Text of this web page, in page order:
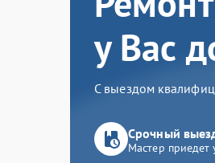
у Вас
С выездом
Срочный
Мастер приедет